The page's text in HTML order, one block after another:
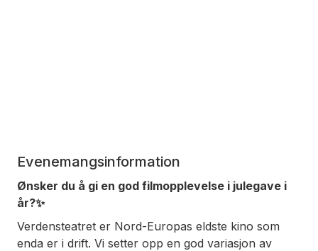
Evenemangsinformation
Ønsker du å gi en god filmopplevelse i julegave i
år?✨
Verdensteatret er Nord-Europas eldste kino som
enda er i drift. Vi setter opp en god variasjon av